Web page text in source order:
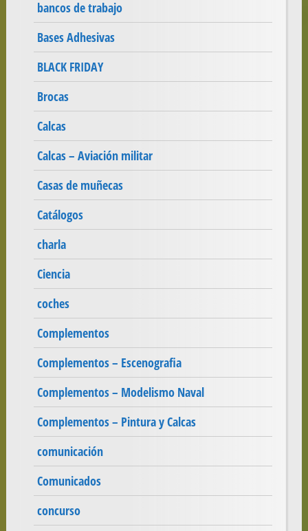
bancos de trabajo
Bases Adhesivas
BLACK FRIDAY
Brocas
Calcas
Calcas – Aviación militar
Casas de muñecas
Catálogos
charla
Ciencia
coches
Complementos
Complementos – Escenografia
Complementos – Modelismo Naval
Complementos – Pintura y Calcas
comunicación
Comunicados
concurso